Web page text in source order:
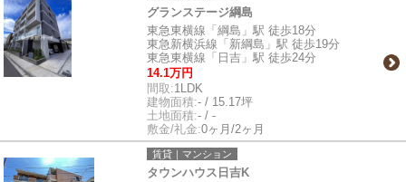
グランステージ綱島
東急東横線「綱島」駅 徒歩18分
東急新横浜線「新綱島」駅 徒歩19分
東急東横線「日吉」駅 徒歩24分
14.1万円
間取:1LDK
建物面積:- / 15.17坪
土地面積:- / -
敷金/礼金:0ヶ月/2ヶ月
賃貸｜マンション
タウンハウス日吉K